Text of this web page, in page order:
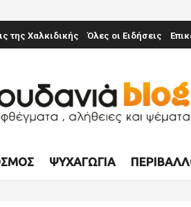
της Χαλκιδικής Όλες οι Ειδήσεις
ΨΥΧΑΓΩΓΊΑ